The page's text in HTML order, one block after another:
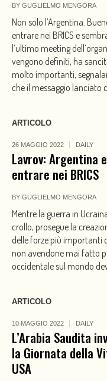
BY GUGLIELMO MENGORA
Non solo l’Argentina.
entrare nei BRICS e
l’ultimo meeting
vengono definiti, ha
molto importanti,
che il messaggio lanciato
ARTICOLO
26 MAGGIO 2022 DAILY
Lavrov: Argentina
entrare nei BRICS
BY GUGLIELMO MENGORA
Mentre la guerra in
crollo, prosegue la
delle forze più importanti
non avendone mai fatto
occidentale sul mondo
ARTICOLO
10 MAGGIO 2022 DAILY
L’Arabia Saudita
la Giornata della
USA